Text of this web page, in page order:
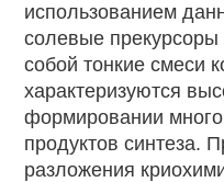
использованием
солевые прекурсоры
собой тонкие смеси
характеризуются
формировании
продуктов синтеза.
разложения